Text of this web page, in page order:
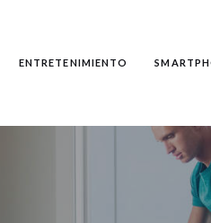
ENTRETENIMIENTO